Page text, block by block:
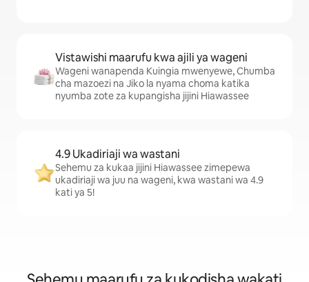
Vistawishi maarufu kwa ajili ya wageni
Wageni wanapenda Kuingia mwenyewe, Chumba
cha mazoezi na Jiko la nyama choma katika
nyumba zote za kupangisha jijini Hiawassee
4.9 Ukadiriaji wa wastani
Sehemu za kukaa jijini Hiawassee zimepewa
ukadiriaji wa juu na wageni, kwa wastani wa 4.9
kati ya 5!